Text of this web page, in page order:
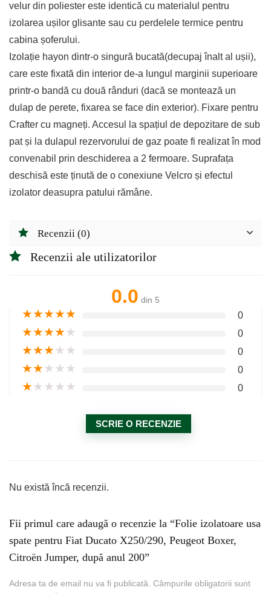
velur din poliester este identică cu materialul pentru
izolarea ușilor glisante sau cu perdelele termice pentru
cabina șoferului.
Izolație hayon dintr-o singură bucată(decupaj înalt al ușii),
care este fixată din interior de-a lungul marginii superioare
printr-o bandă cu două rânduri (dacă se montează un
dulap de perete, fixarea se face din exterior). Fixare pentru
Crafter cu magneți. Accesul la spațiul de depozitare de sub
pat și la dulapul rezervorului de gaz poate fi realizat în mod
convenabil prin deschiderea a 2 fermoare. Suprafața
deschisă este ținută de o conexiune Velcro și efectul
izolator deasupra patului rămâne.
Recenzii (0)
Recenzii ale utilizatorilor
0.0 din 5
★★★★★ 0
★★★★★ 0
★★★★★ 0
★★★★★ 0
★★★★★ 0
SCRIE O RECENZIE
Nu există încă recenzii.
Fii primul care adaugă o recenzie la “Folie izolatoare usa
spate pentru Fiat Ducato X250/290, Peugeot Boxer,
Citroën Jumper, după anul 200”
Adresa ta de email nu va fi publicată. Câmpurile obligatorii sunt